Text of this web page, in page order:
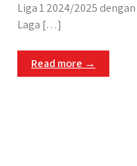
Liga 1 2024/2025
Laga […]
Read more →